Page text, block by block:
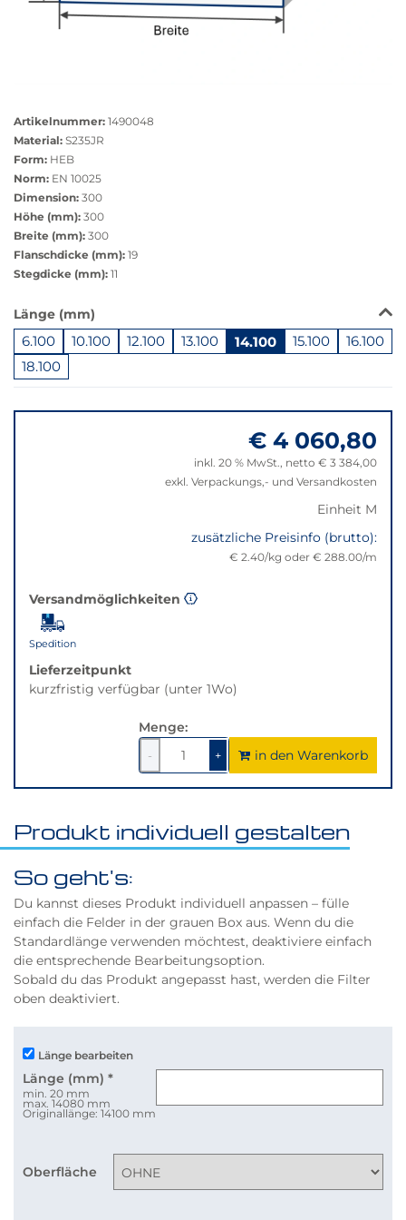
anzeigen
Artikelnummer: 1490048
Material: S235JR
Form: HEB
Norm: EN 10025
Dimension: 300
Höhe (mm): 300
Breite (mm): 300
Flanschdicke (mm): 19
Stegdicke (mm): 11
Das
Produkt
ist
in
dieser
beste
Alternative
der
gewünschten
Variante.
Länge (mm)
6.100 10.100 12.100 13.100 14.100 15.100
16.100
18.100
zu
€ 4 060,80
inkl. 20 % MwSt., netto € 3 384,00
exkl. Verpackungs,- und Versandkosten
Einheit M
zusätzliche Preisinfo (brutto):
€ 2.40/kg oder € 288.00/m
Versandmöglichkeiten
Spedition
Lieferzeitpunkt
kurzfristig verfügbar (unter 1Wo)
Menge:
-
1
verringern
+1um
1
erhöhen
in den Warenkorb
Produkt individuell gestalten
So geht's:
Du kannst dieses Produkt individuell anpassen – fülle
einfach die Felder in der grauen Box aus. Wenn du die
Standardlänge verwenden möchtest, deaktiviere einfach
die entsprechende Bearbeitungsoption.
Sobald du das Produkt angepasst hast, werden die Filter
oben deaktiviert.
Länge bearbeiten
Länge (mm) *
min. 20 mm
max. 14080 mm
Originallänge: 14100 mm
Oberfläche